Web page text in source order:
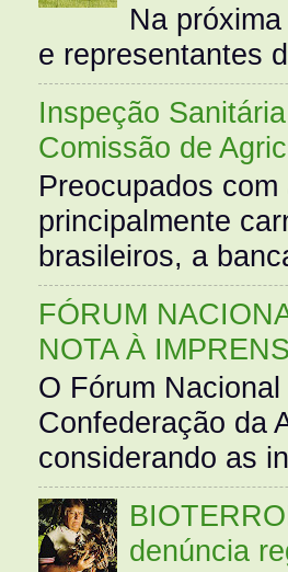
Na
e representantes
Inspeção
Comissão de
Preocupados
principalmente
brasileiros, a
FÓRUM
NOTA À
O Fórum
Confederação da
considerando as
denúncia